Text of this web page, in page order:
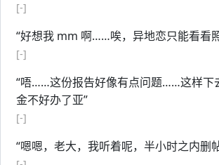
[-]
“好想我 mm 啊……唉，异地恋只能看看
[-]
“唔……这份报告好像有点问题……这样下
金不好办了亚”
[-]
“嗯嗯，老大，我听着呢，半小时之内删